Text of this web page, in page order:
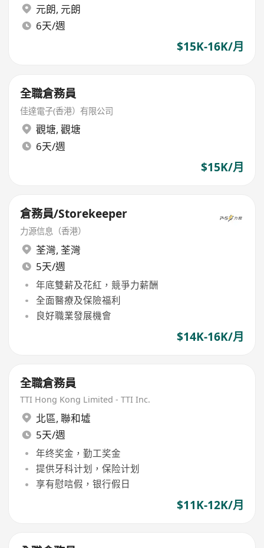
元朗, 元朗
6天/週
$15K-16K/月
全職倉務員
佳達電子(香港）有限公司
觀塘, 觀塘
6天/週
$15K/月
倉務員/Storekeeper
力源信息（香港）
荃灣, 荃灣
5天/週
年底雙薪及花紅，競爭力薪酬
全面醫療及保險福利
良好職業發展機會
$14K-16K/月
全職倉務員
TTI Hong Kong Limited - TTI Inc.
北區, 聯和墟
5天/週
年终奖金，勤工奖金
提供牙科计划，保险计划
享有慰唁假，银行假日
$11K-12K/月